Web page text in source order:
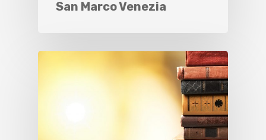
San Marco Venezia